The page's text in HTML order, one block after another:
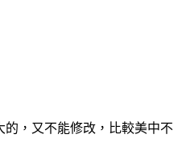
的，又不能修改，比較美中不